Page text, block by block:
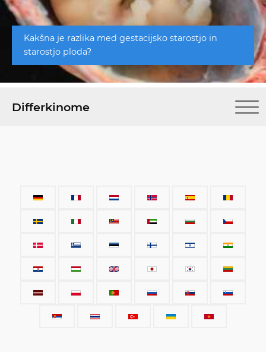
Kakšna je razlika med gestacijsko starostjo in
starostjo ploda?
Differkinome